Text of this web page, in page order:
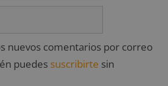
nuevos comentarios por correo
puedes suscribirte sin